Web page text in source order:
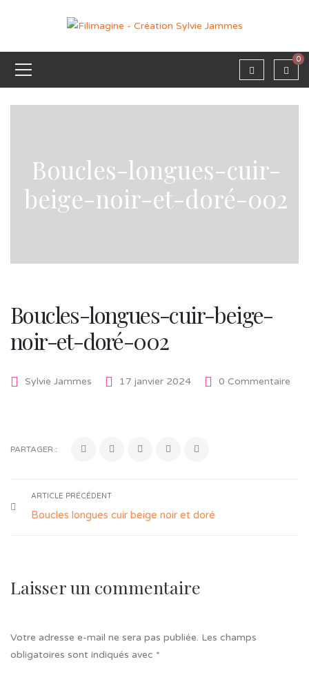
0
Boucles-longues-cuir-
beige-noir-et-doré-002
Boucles-longues-cuir-beige-
noir-et-doré-002
Sylvie Jammes 17 janvier 2024 0 Commentaire
PARTAGER :
ARTICLE PRÉCÉDENT
Boucles longues cuir beige noir et doré
Laisser un commentaire
Votre adresse e-mail ne sera pas publiée. Les champs
obligatoires sont indiqués avec *